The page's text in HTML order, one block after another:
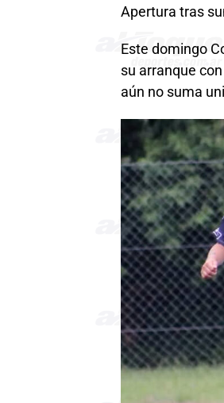
Apertura tras
Este domingo
su arranque
aún no suma